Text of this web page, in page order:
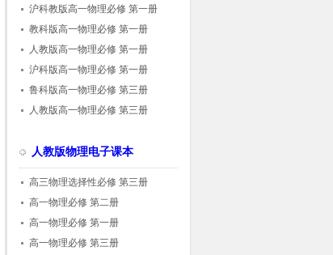
沪科教版高一物理必修 第一册
教科版高一物理必修 第一册
人教版高一物理必修 第一册
沪科版高一物理必修 第一册
鲁科版高一物理必修 第三册
人教版高一物理必修 第三册
人教版物理电子课本
高三物理选择性必修 第三册
高一物理必修 第二册
高一物理必修 第一册
高一物理必修 第三册